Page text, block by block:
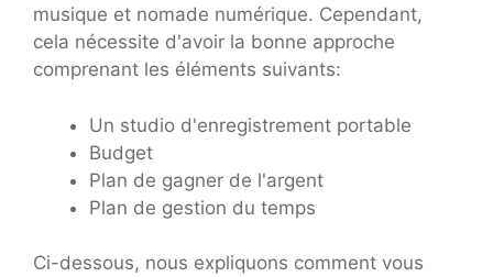
musique et nomade numérique. Cependant,
cela nécessite d'avoir la bonne approche
comprenant les éléments suivants:
Un studio d'enregistrement portable
Budget
Plan de gagner de l'argent
Plan de gestion du temps
Ci-dessous, nous expliquons comment vous